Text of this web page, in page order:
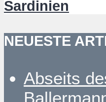
Sardinien
NEUESTE
Abseits